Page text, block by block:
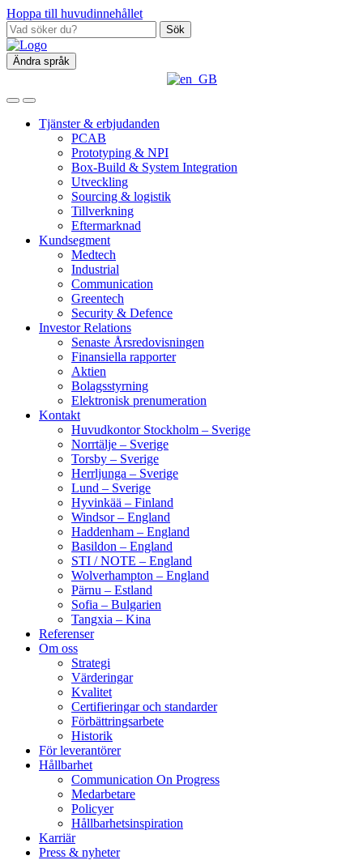
Hoppa till huvudinnehållet
Sök
Ändra språk
Tjänster & erbjudanden
PCAB
Prototyping & NPI
Box‑Build & System Integration
Utveckling
Sourcing & logistik
Tillverkning
Eftermarknad
Kundsegment
Medtech
Industrial
Communication
Greentech
Security & Defence
Investor Relations
Senaste Årsredovisningen
Finansiella rapporter
Aktien
Bolagsstyrning
Elektronisk prenumeration
Kontakt
Huvudkontor Stockholm – Sverige
Norrtälje – Sverige
Torsby – Sverige
Herrljunga – Sverige
Lund – Sverige
Hyvinkää – Finland
Windsor – England
Haddenham – England
Basildon – England
STI / NOTE – England
Wolverhampton – England
Pärnu – Estland
Sofia – Bulgarien
Tangxia – Kina
Referenser
Om oss
Strategi
Värderingar
Kvalitet
Certifieringar och standarder
Förbättringsarbete
Historik
För leverantörer
Hållbarhet
Communication On Progress
Medarbetare
Policyer
Hållbarhetsinspiration
Karriär
Press & nyheter